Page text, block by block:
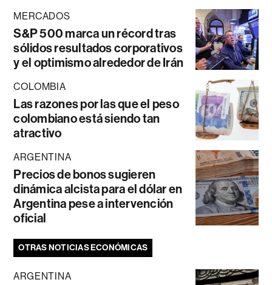
MERCADOS
S&P 500 marca un récord tras
sólidos resultados corporativos
y el optimismo alrededor de Irán
COLOMBIA
Las razones por las que el peso
colombiano está siendo tan
atractivo
ARGENTINA
Precios de bonos sugieren
dinámica alcista para el dólar en
Argentina pese a intervención
oficial
OTRAS NOTICIAS ECONÓMICAS
ARGENTINA